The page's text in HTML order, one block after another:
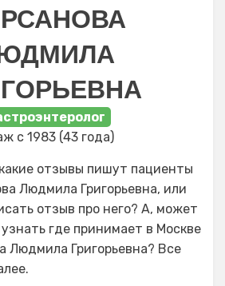
с 1983 (43 года)
отзывы пишут пациенты
Людмила Григорьевна, или
отзыв про него? А, может
где принимает в Москве
Людмила Григорьевна? Все